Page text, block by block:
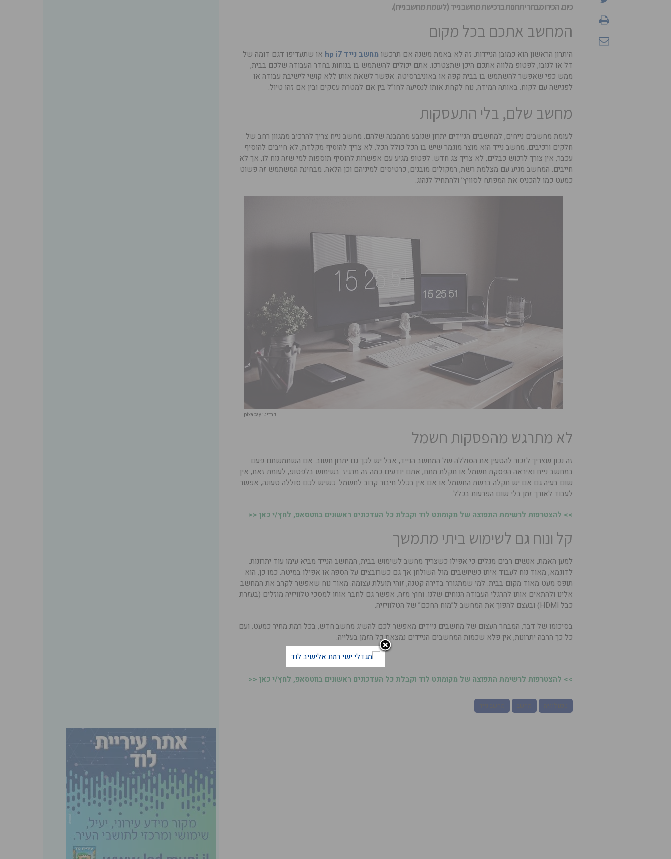
כיום. הכירו מבחר יתרונות ברכישת מחשב נייד (לעומת מחשב נייח).
המחשב אתכם בכל מקום
היתרון הראשון הוא כמובן הניידות. זה לא באמת משנה אם תרכשו מחשב נייד hp i7
או שתעדיפו דגם דומה של
דל או לנובו, לפטופ מלווה אתכם היכן שתצטרכו. אתם יכולים להשתמש בו בנוחות בחדר העבודה שלכם בבית,
ממש כפי שאפשר להשתמש בו בבית קפה או באוניברסיטה. אפשר לשאת אותו ללא קושי לישיבת עבודה או
לפגישה עם לקוח. באותה המידה, נוח לקחת אותו לנסיעה לחו”ל בין אם למטרת עסקים ובין אם זהו טיול.
מחשב שלם, בלי התעסקות
לעומת מחשבים נייחים, למחשבים הניידים יתרון שנובע מהמבנה שלהם. מחשב נייח צריך להרכיב ממגוון רחב של
חלקים ורכיבים. מחשב נייד הוא מוצר מוגמר שיש בו הכל כולל הכל. לא צריך להוסיף מקלדת, לא חייבים להוסיף
עכבר, אין צורך לרכוש כבלים, לא צריך צג חדש. לפטופ מגיע עם אפשרות להוסיף תוספות למי שזה נוח לו, אך לא
חייבים. המחשב מגיע עם מצלמת רשת, רמקולים מובנים, כרטיסים למיניהם וכן הלאה. מבחינת המשתמש זה פשוט
כמעט כמו להכניס את המפתח לסוויץ’ ולהתחיל לנהוג.
קרדיט: pixabay
לא מתרגש מהפסקות חשמל
זה נכון שצריך לזכור להטעין את הסוללה של המחשב הנייד, אבל יש לכך גם יתרון חשוב. אם השתמשתם פעם
במחשב נייח ואיראה הפסקת חשמל או תקלת מתח, אתם יודעים כמה זה מרגיז. בשימוש בלפטופ, לעומת זאת, אין
שום בעיה גם אם יש תקלה ברשת החשמל או אם אין בכלל חיבור קרוב לחשמל. כשיש לכם סוללה טעונה, אפשר
לעבוד לאורך זמן בלי שום הפרעות בכלל.
>> להצטרפות לרשימת התפוצה של מקומונט לוד וקבלת כל העדכונים ראשונים בווטסאפ, לחץ/י כאן <<
קל ונוח גם לשימוש ביתי מתמשך
למען האמת, אנשים רבים מגלים כי אפילו כשצריך מחשב לשימוש בבית, המחשב הנייד מביא עימו עוד יתרונות.
לדוגמא, מאוד נוח לעבוד איתו כשיושבים מול השולחן אך גם כשרובצים על הספה או אפילו במיטה. כמו כן, הוא
תופס מעט מאוד מקום בבית. למי שמתגורר בדירה קטנה, זוהי תועלת עצומה. מאוד נוח שאפשר לקרב את המחשב
אלינו ולהתאים אותו להרגלי העבודה הנוחים שלנו. וחוץ מזה, אפשר גם לחבר אותו למסכי טלוויזיה מוזלים (בעזרת
כבל HDMI) ובעצם להפוך את המחשב ל”מוח החכם” של הטלוויזיה.
בסיכומו של דבר, המבחר העצום של מחשבים ניידים מאפשר לכם להשיג מחשב חדש, בכל רמת מחיר כמעט. ועם
כל כך הרבה יתרונות, אין פלא שכמות המחשבים הניידים נמצאת כל הזמן בעלייה.
>> להצטרפות לרשימת התפוצה של מקומונט לוד וקבלת כל העדכונים ראשונים בווטסאפ, לחץ/י כאן <<